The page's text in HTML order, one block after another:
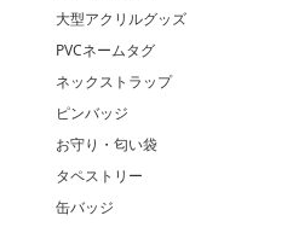
大型アクリルグッズ
PVCネームタグ
ネックストラップ
ピンバッジ
お守り・匂い袋
タペストリー
缶バッジ